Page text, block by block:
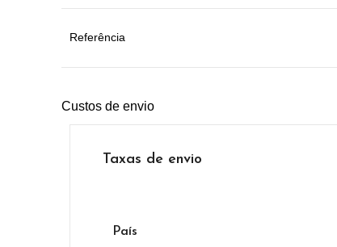
Referência
Custos de envio
Taxas de envio
País